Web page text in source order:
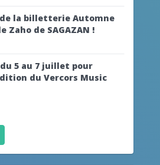
la billetterie Automne
Zaho de SAGAZAN !
5 au 7 juillet pour
du Vercors Music